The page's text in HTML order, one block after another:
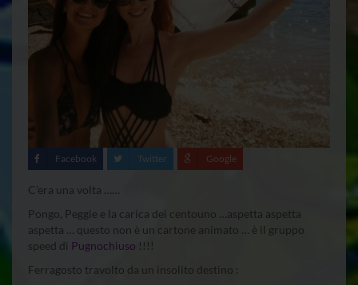
Facebook Twitter Google
C’era una volta ……
Pongo, Peggie e la carica dei centouno …aspetta aspetta
aspetta … questo non è un cartone animato … è il gruppo
speed di Pugnochiuso !!!!
Ferragosto travolto da un insolito destino :